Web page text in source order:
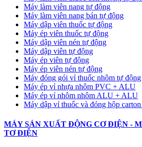
Máy làm viên nang tự động
Máy làm viên nang bán tự động
Máy dập viên thuốc tự động
​Máy ép viên thuốc tự động
​Máy dập viên nén tự động
​Máy dập viên tự động
Máy ép viên tự động
​Máy ép viên nén tự động
Máy đóng gói vỉ thuốc nhôm tự động
​Máy ép vỉ nhựa nhôm PVC + ALU
​Máy ép vỉ nhôm nhôm ALU + ALU
Máy dập vỉ thuốc và đóng hộp
MÁY SẢN XUẤT ĐỘNG CƠ ĐIỆN -
TƠ ĐIỆN